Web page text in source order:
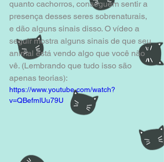
quanto cachorros, conseguem sentir a
presença desses seres sobrenaturais,
e dão alguns sinais disso. O vídeo a
seguir mostra alguns sinais de que seu
animal está vendo algo que você não
vê. (Lembrando que tudo isso são
apenas teorias):
https://www.youtube.com/watch?
v=QBefmlUu79U